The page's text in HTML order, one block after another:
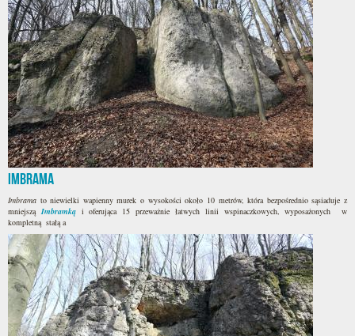
Imbrama
Imbrama to niewielki wapienny murek o wysokości około 10 metrów, która bezpośrednio sąsiaduje z
mniejsząImbramkąi oferująca 15 przeważnie łatwych linii wspinaczkowych, wyposażonych w
kompletną stałą a